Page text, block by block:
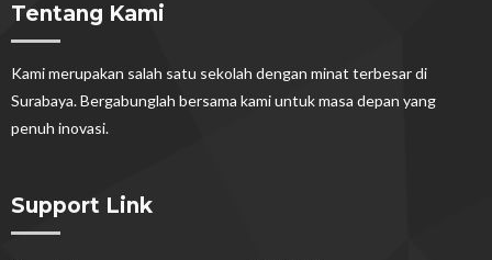
Tentang Kami
Kami merupakan salah satu sekolah dengan minat terbesar di
Surabaya. Bergabunglah bersama kami untuk masa depan yang
penuh inovasi.
Support Link